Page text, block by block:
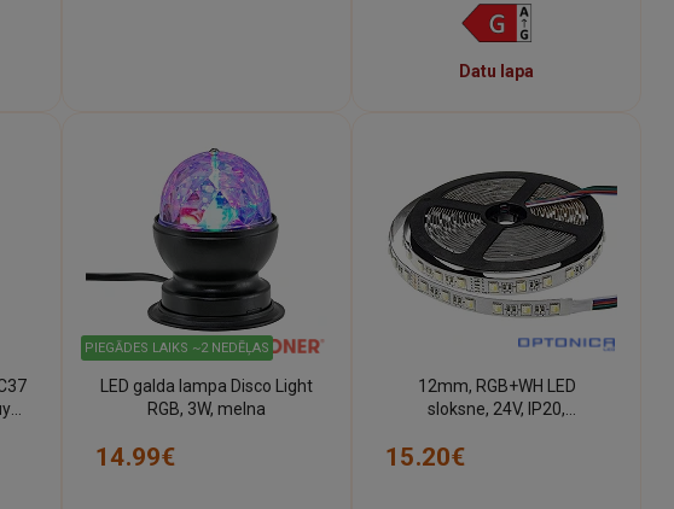
Datu lapa
PIEGĀDES LAIKS ~2 NEDĒĻAS
LED galda lampa Disco Light
RGB, 3W, melna
14.99€
12mm, RGB+WH LED
sloksne, 24V, IP20,
15.20€